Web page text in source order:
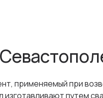
применяемый при
путем